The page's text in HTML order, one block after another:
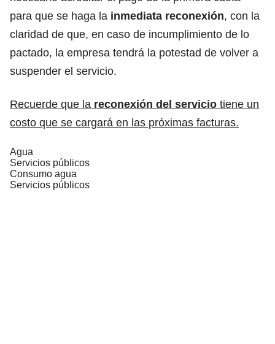
para que se haga la inmediata reconexión, con la
claridad de que, en caso de incumplimiento de lo
pactado, la empresa tendrá la potestad de volver a
suspender el servicio.
Recuerde que la reconexión del servicio tiene un
costo que se cargará en las próximas facturas.
Agua
Servicios públicos
Consumo agua
Servicios públicos